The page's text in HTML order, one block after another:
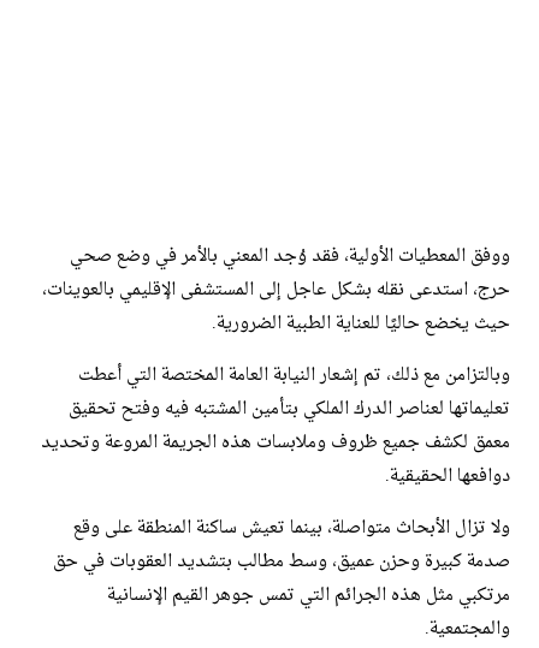
ووفق المعطيات الأولية، فقد وُجد المعني بالأمر في وضع صحي
حرج، استدعى نقله بشكل عاجل إلى المستشفى الإقليمي بالعوينات،
حيث يخضع حاليًا للعناية الطبية الضرورية.
وبالتزامن مع ذلك، تم إشعار النيابة العامة المختصة التي أعطت
تعليماتها لعناصر الدرك الملكي بتأمين المشتبه فيه وفتح تحقيق
معمق لكشف جميع ظروف وملابسات هذه الجريمة المروعة وتحديد
دوافعها الحقيقية.
ولا تزال الأبحاث متواصلة، بينما تعيش ساكنة المنطقة على وقع
صدمة كبيرة وحزن عميق، وسط مطالب بتشديد العقوبات في حق
مرتكبي مثل هذه الجرائم التي تمس جوهر القيم الإنسانية
والمجتمعية.